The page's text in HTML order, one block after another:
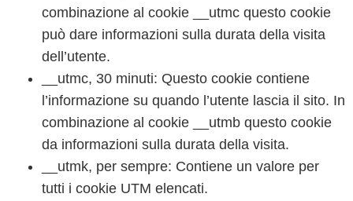
combinazione al cookie __utmc questo cookie
può dare informazioni sulla durata della visita
dell’utente.
__utmc, 30 minuti: Questo cookie contiene
l’informazione su quando l’utente lascia il sito. In
combinazione al cookie __utmb questo cookie
da informazioni sulla durata della visita.
__utmk, per sempre: Contiene un valore per
tutti i cookie UTM elencati.